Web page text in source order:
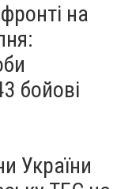
на
бойові
України